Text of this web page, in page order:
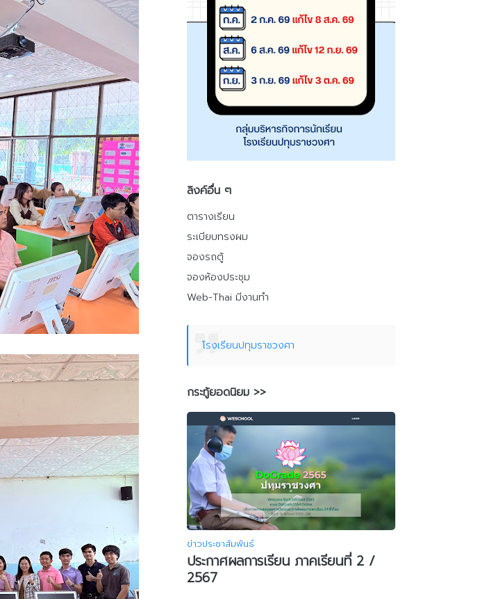
ลิงค์อื่น ๆ
ตารางเรียน
ระเบียบทรงผม
จองรถตู้
จองห้องประชุม
Web-Thai มีงานทำ
โรงเรียนปทุมราชวงศา
กระทู้ยอดนิยม >>
ข่าวประชาสัมพันธ์
ประกาศผลการเรียน ภาคเรียนที่ 2 /
2567